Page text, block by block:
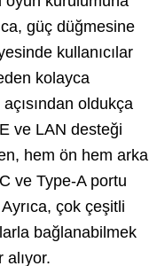
güç düğmesine
kullanıcılar
kolayca
oldukça
ve LAN desteği
hem ön hem arka
ve Type-A portu
çok çeşitli
bağlanabilmek
alıyor.